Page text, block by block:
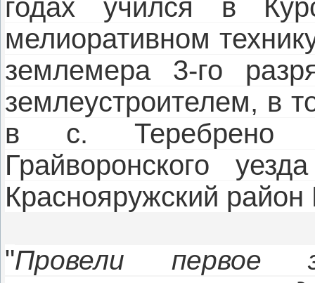
годах учился в
мелиоративном
землемера 3-го
землеустроителем, в
в с. Теребрено
Грайворонского
Краснояружский район
"Провели первое